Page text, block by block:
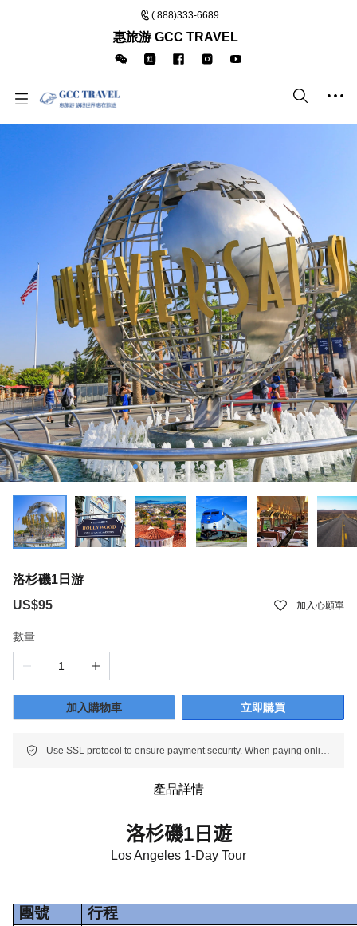
( 888)333-6689
惠旅游 GCC TRAVEL
洛杉磯1日游
US$95
加入心願單
數量
加入購物車 立即購買
Use SSL protocol to ensure payment security. When paying online, your payment information is protected.
產品詳情
洛杉磯1日 遊
Los Angeles 1-Day Tour
團號
行程